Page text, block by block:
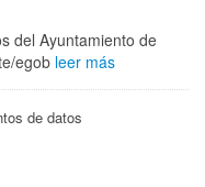
del Ayuntamiento de
egob leer más
de datos